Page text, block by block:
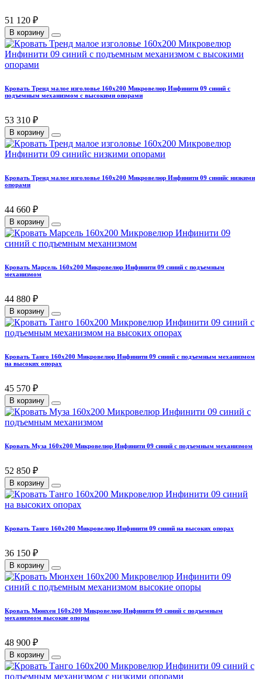
51 120 ₽
В корзину
Кровать Тренд малое изголовье 160х200 Микровелюр Инфинити 09 синий с
подъемным механизмом с высокими опорами
53 310 ₽
В корзину
Кровать Тренд малое изголовье 160х200 Микровелюр Инфинити 09 синийс низкими
опорами
44 660 ₽
В корзину
Кровать Марсель 160х200 Микровелюр Инфинити 09 синий с подъемным
механизмом
44 880 ₽
В корзину
Кровать Танго 160х200 Микровелюр Инфинити 09 синий с подъемным механизмом
на высоких опорах
45 570 ₽
В корзину
Кровать Муза 160х200 Микровелюр Инфинити 09 синий с подъемным механизмом
52 850 ₽
В корзину
Кровать Танго 160х200 Микровелюр Инфинити 09 синий на высоких опорах
36 150 ₽
В корзину
Кровать Мюнхен 160х200 Микровелюр Инфинити 09 синий с подъемным
механизмом высокие опоры
48 900 ₽
В корзину